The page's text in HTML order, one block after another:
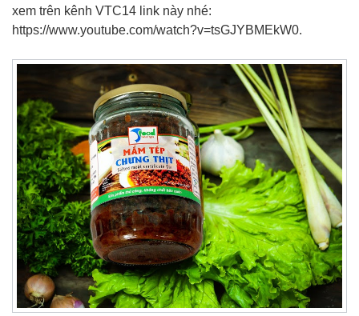
xem trên kênh VTC14 link này nhé:
https://www.youtube.com/watch?v=tsGJYBMEkW0.